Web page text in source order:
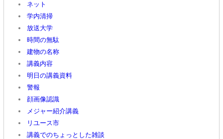
ネット
学内清掃
放送大学
時間の無駄
建物の名称
講義内容
明日の講義資料
警報
顔画像認識
メジャー紹介講義
リユース市
講義でのちょっとした雑談